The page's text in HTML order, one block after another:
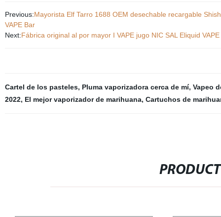
Previous:Mayorista Elf Tarro 1688 OEM desechable recargable
VAPE Bar
Next:Fábrica original al por mayor I VAPE jugo NIC SAL Eliquid VAPE
Cartel de los pasteles, Pluma vaporizadora cerca de mí, Vapeo
2022, El mejor vaporizador de marihuana, Cartuchos de